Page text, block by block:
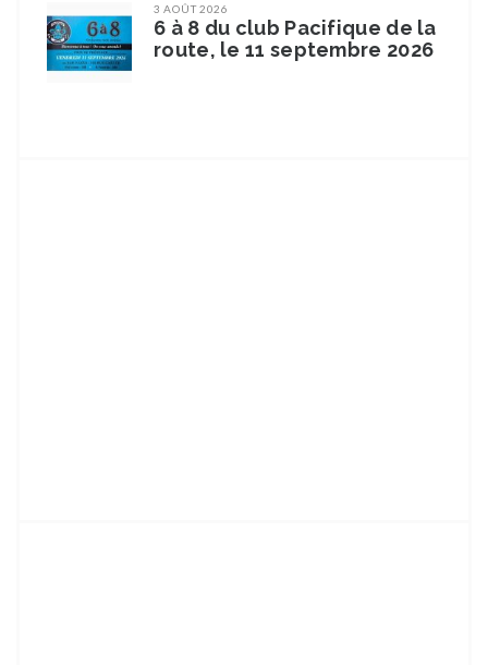
3 AOÛT 2026
6 à 8 du club Pacifique de la
route, le 11 septembre 2026